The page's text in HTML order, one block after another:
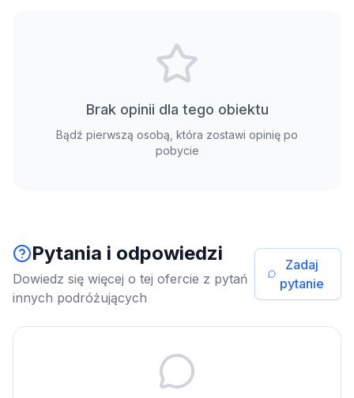
Brak opinii dla tego obiektu
Bądź pierwszą osobą, która zostawi opinię po
pobycie
Pytania i odpowiedzi
Dowiedz się więcej o tej ofercie z pytań
innych podróżujących
Zadaj
pytanie